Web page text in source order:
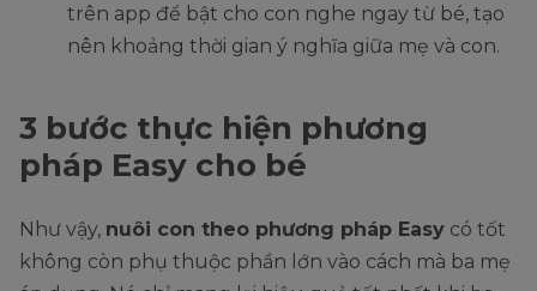
trên app để bật cho con nghe ngay từ bé, tạo
nên khoảng thời gian ý nghĩa giữa mẹ và con.
3 bước thực hiện phương
pháp Easy cho bé
Như vậy, nuôi con theo phương pháp Easy có tốt
không còn phụ thuộc phần lớn vào cách mà ba mẹ